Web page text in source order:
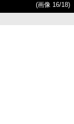
(画像 16/18)